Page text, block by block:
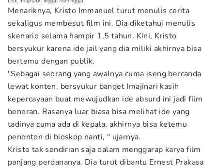
Menariknya, Kristo Immanuel turut menulis cerita
sekaligus membesut film ini. Dia diketahui menulis
skenario selama hampir 1,5 tahun. Kini, Kristo
bersyukur karena ide jail yang dia miliki akhirnya bisa
bertemu dengan publik.
"Sebagai seorang yang awalnya cuma iseng bercanda
lewat konten, bersyukur banget Imajinari kasih
kepercayaan buat mewujudkan ide absurd ini jadi film
beneran. Rasanya luar biasa bisa melihat ide yang
tadinya cuma ada di kepala, akhirnya bisa ketemu
penonton di bioskop nanti, " ujarnya.
Kristo tak sendirian saja dalam menggarap karya film
panjang perdananya. Dia turut dibantu Ernest Prakasa